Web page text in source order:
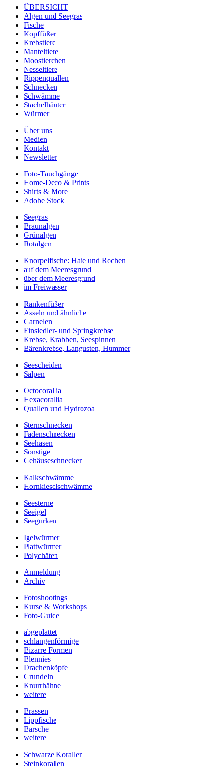
ÜBERSICHT
Algen und Seegras
Fische
Kopffüßer
Krebstiere
Manteltiere
Moostierchen
Nesseltiere
Rippenquallen
Schnecken
Schwämme
Stachelhäuter
Würmer
Über uns
Medien
Kontakt
Newsletter
Foto-Tauchgänge
Home-Deco & Prints
Shirts & More
Adobe Stock
Seegras
Braunalgen
Grünalgen
Rotalgen
Knorpelfische: Haie und Rochen
auf dem Meeresgrund
über dem Meeresgrund
im Freiwasser
Rankenfüßer
Asseln und ähnliche
Garnelen
Einsiedler- und Springkrebse
Krebse, Krabben, Seespinnen
Bärenkrebse, Langusten, Hummer
Seescheiden
Salpen
Octocorallia
Hexacorallia
Quallen und Hydrozoa
Sternschnecken
Fadenschnecken
Seehasen
Sonstige
Gehäuseschnecken
Kalkschwämme
Hornkieselschwämme
Seesterne
Seeigel
Seegurken
Igelwürmer
Plattwürmer
Polychäten
Anmeldung
Archiv
Fotoshootings
Kurse & Workshops
Foto-Guide
abgeplattet
schlangenförmige
Bizarre Formen
Blennies
Drachenköpfe
Grundeln
Knurrhähne
weitere
Brassen
Lippfische
Barsche
weitere
Schwarze Korallen
Steinkorallen